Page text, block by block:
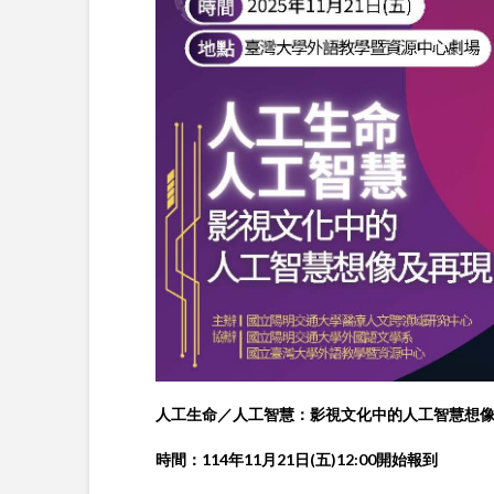
人工生命／人工智慧： 影視文化中的人工智慧想
時間：114年11月21日(五)12:00開始報到